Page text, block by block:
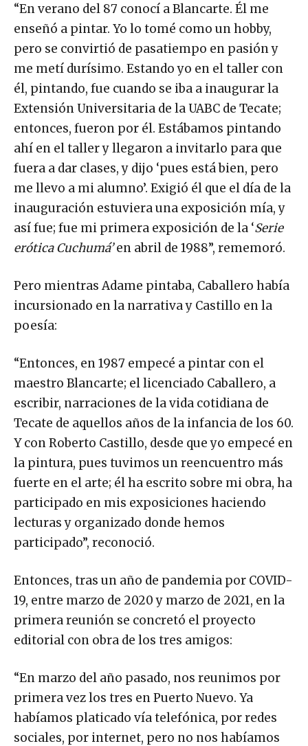
“En verano del 87 conocí a Blancarte. Él me
enseñó a pintar. Yo lo tomé como un hobby,
pero se convirtió de pasatiempo en pasión y
me metí durísimo. Estando yo en el taller con
él, pintando, fue cuando se iba a inaugurar la
Extensión Universitaria de la UABC de Tecate;
entonces, fueron por él. Estábamos pintando
ahí en el taller y llegaron a invitarlo para que
fuera a dar clases, y dijo ‘pues está bien, pero
me llevo a mi alumno’. Exigió él que el día de la
inauguración estuviera una exposición mía, y
así fue; fue mi primera exposición de la ‘Serie
erótica Cuchumá’en abril de 1988”, rememoró.
Pero mientras Adame pintaba, Caballero había
incursionado en la narrativa y Castillo en la
poesía:
“Entonces, en 1987 empecé a pintar con el
maestro Blancarte; el licenciado Caballero, a
escribir, narraciones de la vida cotidiana de
Tecate de aquellos años de la infancia de los 60.
Y con Roberto Castillo, desde que yo empecé en
la pintura, pues tuvimos un reencuentro más
fuerte en el arte; él ha escrito sobre mi obra, ha
participado en mis exposiciones haciendo
lecturas y organizado donde hemos
participado”, reconoció.
Entonces, tras un año de pandemia por COVID-
19, entre marzo de 2020 y marzo de 2021, en la
primera reunión se concretó el proyecto
editorial con obra de los tres amigos:
“En marzo del año pasado, nos reunimos por
primera vez los tres en Puerto Nuevo. Ya
habíamos platicado vía telefónica, por redes
sociales, por internet, pero no nos habíamos